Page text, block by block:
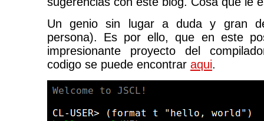
Un genio sin lugar a duda y gran
persona). Es por ello, que en este
impresionante proyecto del
codigo se puede encontrar aqui.